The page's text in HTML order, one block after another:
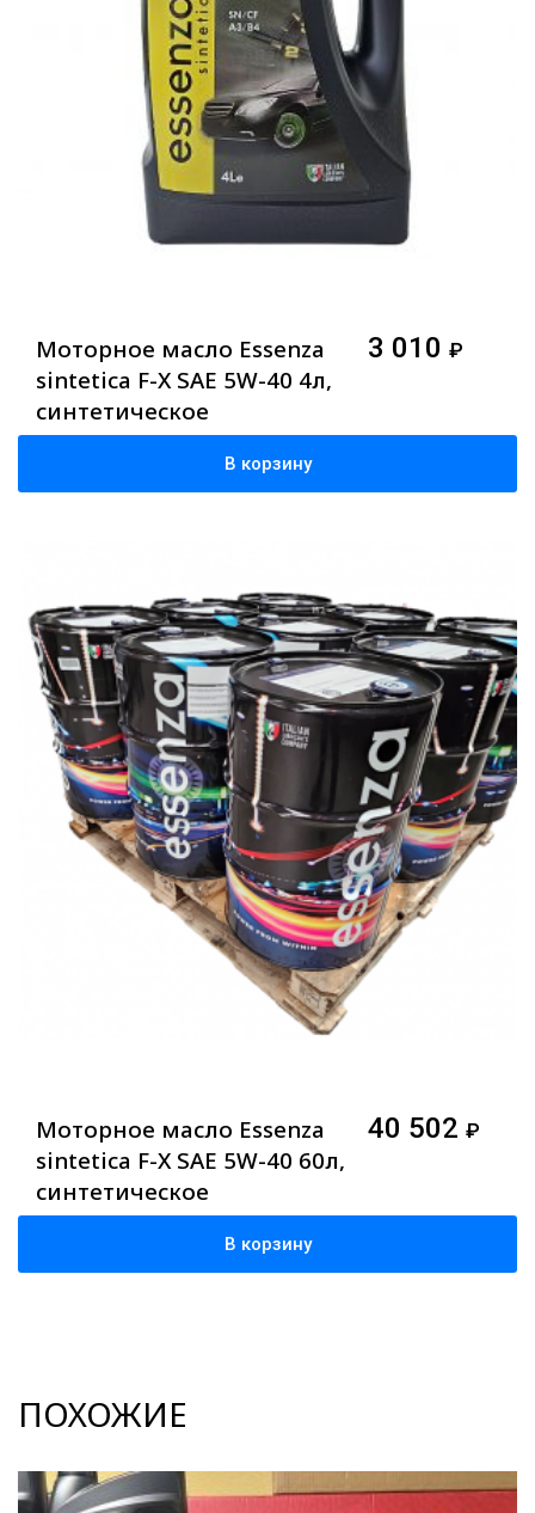
Моторное масло Essenza
sintetica F-X SAE 5W-40 4л,
синтетическое
3 010 ₽
В корзину
Моторное масло Essenza
sintetica F-X SAE 5W-40 60л,
синтетическое
40 502 ₽
В корзину
ПОХОЖИЕ